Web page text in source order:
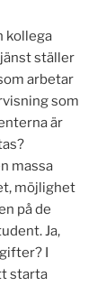
kollega
ställer
arbetar
som
är
massa
möjlighet
på de
Ja,
I
starta